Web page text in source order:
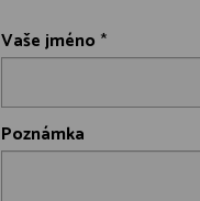
Vaše jméno *
Poznámka